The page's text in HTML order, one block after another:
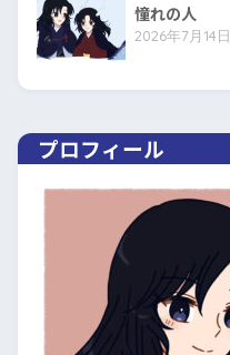
憧れの人
2026年7月14日
プロフィール